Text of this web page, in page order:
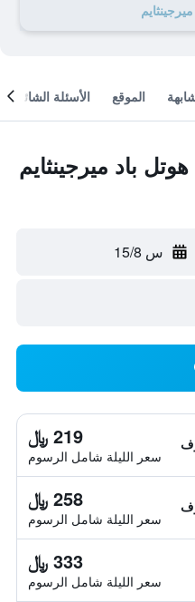
الموقع الأسئلة الشائعة
باد ميرجينثايم
س 15/8
219 ﷼
سعر الليلة شامل الرسوم
258 ﷼
سعر الليلة شامل الرسوم
333 ﷼
سعر الليلة شامل الرسوم